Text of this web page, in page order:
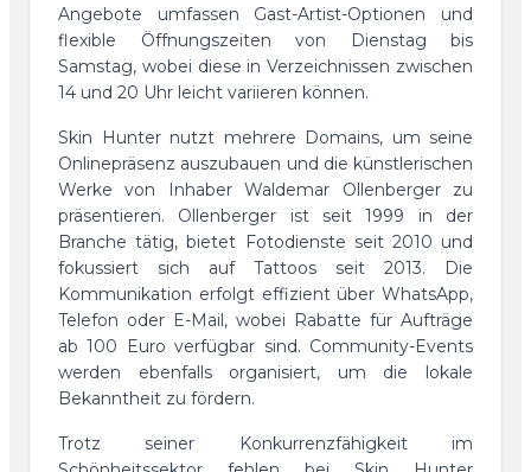
Angebote umfassen Gast-Artist-Optionen und
flexible Öffnungszeiten von Dienstag bis
Samstag, wobei diese in Verzeichnissen zwischen
14 und 20 Uhr leicht variieren können.
Skin Hunter nutzt mehrere Domains, um seine
Onlinepräsenz auszubauen und die künstlerischen
Werke von Inhaber Waldemar Ollenberger zu
präsentieren. Ollenberger ist seit 1999 in der
Branche tätig, bietet Fotodienste seit 2010 und
fokussiert sich auf Tattoos seit 2013. Die
Kommunikation erfolgt effizient über WhatsApp,
Telefon oder E-Mail, wobei Rabatte für Aufträge
ab 100 Euro verfügbar sind. Community-Events
werden ebenfalls organisiert, um die lokale
Bekanntheit zu fördern.
Trotz seiner Konkurrenzfähigkeit im